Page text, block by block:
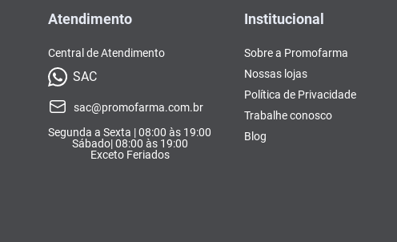
Atendimento
Central de Atendimento
SAC
sac@promofarma.com.br
Segunda a Sexta | 08:00 às 19:00
Sábado| 08:00 às 19:00
Exceto Feriados
Institucional
Sobre a Promofarma
Nossas lojas
Política de Privacidade
Trabalhe conosco
Blog